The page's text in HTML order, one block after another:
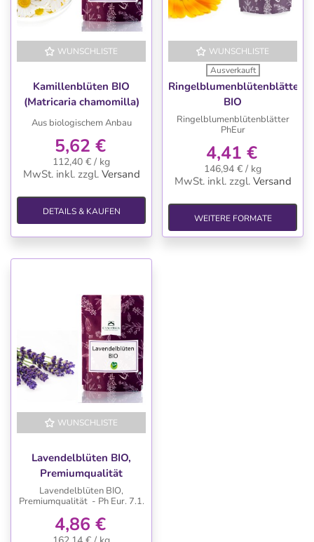
WUNSCHLISTE
Kamillenblüten BIO
(Matricaria chamomilla)
50 g
Aus biologischem Anbau
5,62 €
112,40 € / kg
MwSt. inkl. zzgl. Versand
DETAILS & KAUFEN
WUNSCHLISTE
Ausverkauft
Ringelblumenblütenblätter
BIO
Ringelblumenblütenblätter
PhEur
4,41 €
146,94 € / kg
MwSt. inkl. zzgl. Versand
WEITERE FORMATE
WUNSCHLISTE
Lavendelblüten BIO,
Premiumqualität
Lavendelblüten BIO,
Premiumqualität - Ph Eur. 7.1.
4,86 €